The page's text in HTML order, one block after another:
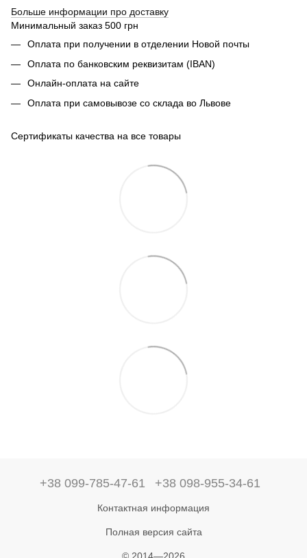
Больше информации про доставку
Минимальный заказ 500 грн
Оплата при получении в отделении Новой почты
Оплата по банковским реквизитам (IBAN)
Онлайн-оплата на сайте
Оплата при самовывозе со склада во Львове
Сертификаты качества на все товары
+38 099-785-47-61 +38 098-955-34-61
Контактная информация
Полная версия сайта